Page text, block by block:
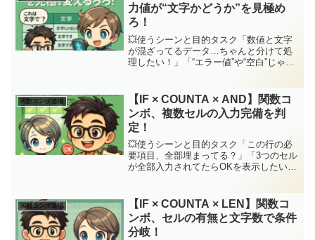
力値が“文字かどうか”を見極め
ろ！
💥使うシーンと目的タスク「数値と文字
が混ざってるデータ…ちゃんと分けて処
理したい！」「“エラー値”や“空白”じゃな
識の番人 ISTEXT関数！ジッピー
(ChatGP...
関数コンボ道場
【IF × COUNTA × AND】関数コ
ンボ、複数セルの入力完備を判
定！
💥使うシーンと目的タスク「この行の必
要項目、全部埋まってる？」「3つのセル
が全部入力されてたらOKを表示したい」
が大活躍！COUNTAで“中身の有無”を数
え、ANDで複...
関数コンボ道場
【IF × COUNTA × LEN】関数コ
ンボ、セルの有無と文字数で条件
分岐！